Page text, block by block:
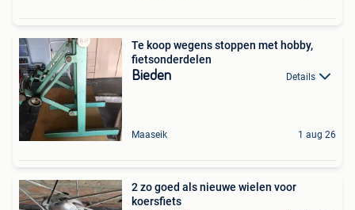
Te koop wegens stoppen met hobby,
fietsonderdelen
Bieden Details
Maaseik 1 aug 26
2 zo goed als nieuwe wielen voor
koersfiets